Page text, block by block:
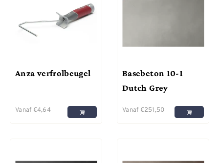
Anza verfrolbeugel
Vanaf €4,64
Basebeton 10-1
Dutch Grey
Vanaf €251,50